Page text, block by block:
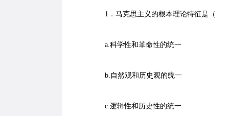
1．马克思主义的根本理论特征是（
a.科学性和革命性的统一
b.自然观和历史观的统一
c.逻辑性和历史性的统一